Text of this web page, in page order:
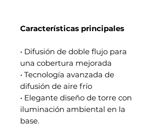
Características principales
• Difusión de doble flujo para
una cobertura mejorada
• Tecnología avanzada de
difusión de aire frío
• Elegante diseño de torre con
iluminación ambiental en la
base.